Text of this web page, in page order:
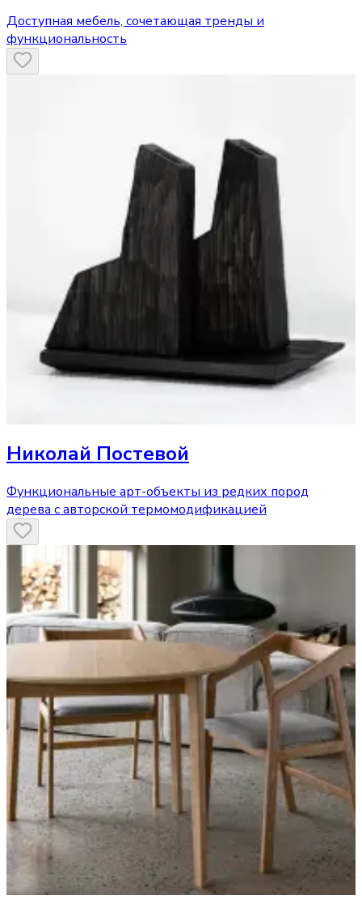
Доступная мебель, сочетающая тренды и
функциональность
Николай Постевой
Функциональные арт-объекты из редких пород
дерева с авторской термомодификацией